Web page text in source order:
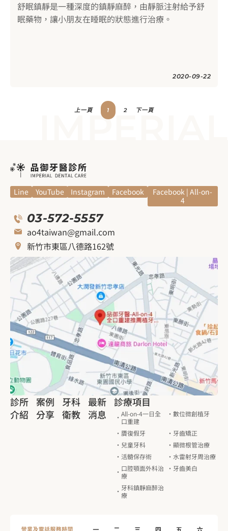
舒眠鎮靜是一種深度的鎮靜麻醉，由靜脈注射給予舒
眠藥物，讓小朋友在睡眠的狀態進行治療。
2020-09-22
上一頁 1 2 下一頁
IMPERIAL
Line YouTube Instagram Facebook
Facebook | All-on-
4
03-572-5557
ao4taiwan@gmail.com
新竹市東區八德路162號
診療項目
All-on-4一日全
口重建
數位微創植牙
贗復假牙
牙齒矯正
兒童牙科
顯微根管治療
活髓保存術
水雷射牙周治療
口腔顎面外科治
療
牙齒美白
牙科鎮靜麻醉治
療
診所
介紹
案例
分享
牙科
衛教
最新
消息